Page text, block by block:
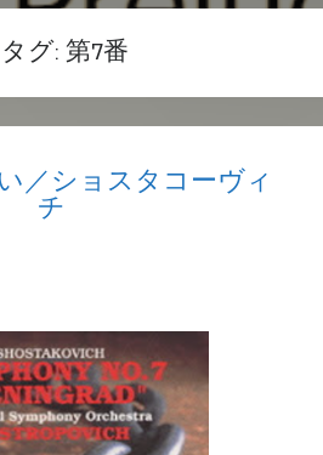
タグ: 第7番
／ショスタコーヴィ
チ